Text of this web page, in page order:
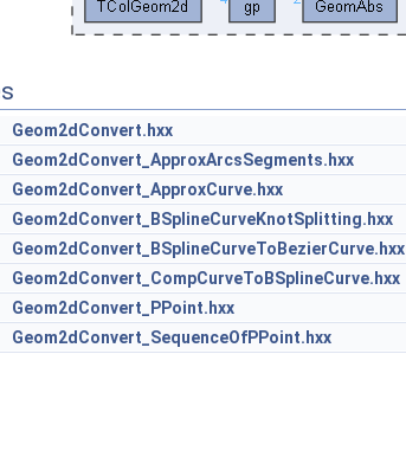
Geom2dConvert.hxx
Geom2dConvert_ApproxArcsSegments.hxx
Geom2dConvert_ApproxCurve.hxx
Geom2dConvert_BSplineCurveKnotSplitting.hxx
Geom2dConvert_BSplineCurveToBezierCurve.hxx
Geom2dConvert_CompCurveToBSplineCurve.hxx
Geom2dConvert_PPoint.hxx
Geom2dConvert_SequenceOfPPoint.hxx